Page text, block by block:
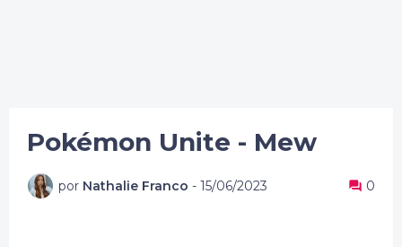
Pokémon Unite - Mew
por Nathalie Franco - 15/06/2023 0